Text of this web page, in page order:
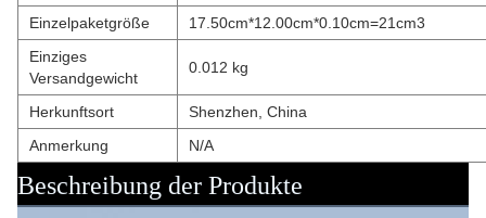
Einzelpaketgröße
17.50cm*12.00cm*0.10cm=21cm3
Einziges
Versandgewicht
0.012 kg
Herkunftsort
Shenzhen, China
Anmerkung
N/A
Beschreibung der Produkte